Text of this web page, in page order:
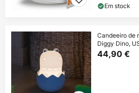
Em stock
Candeeiro de
Diggy Dino,
44,90 €